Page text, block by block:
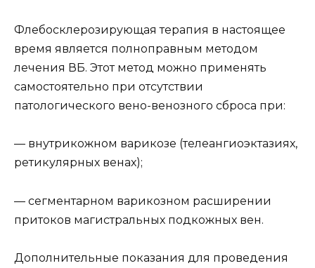
Флебосклерозирующая терапия в настоящее
время является полноправным методом
лечения ВБ. Этот метод можно применять
самостоятельно при отсутствии
патологического вено-венозного сброса при:
— внутрикожном варикозе (телеангиоэктазиях,
ретикулярных венах);
— сегментарном варикозном расширении
притоков магистральных подкожных вен.
Дополнительные показания для проведения